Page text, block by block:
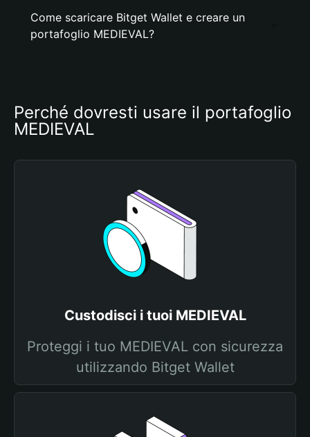
Come scaricare Bitget Wallet e creare un
portafoglio MEDIEVAL?
Perché dovresti usare il portafoglio
MEDIEVAL
Custodisci i tuoi MEDIEVAL
Proteggi i tuo MEDIEVAL con sicurezza
utilizzando Bitget Wallet